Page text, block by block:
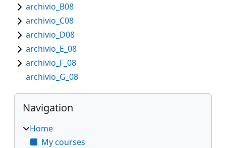
archivio_B08
archivio_C08
archivio_D08
archivio_E_08
archivio_F_08
archivio_G_08
Blocks
Skip Navigation
Navigation
Home
My courses